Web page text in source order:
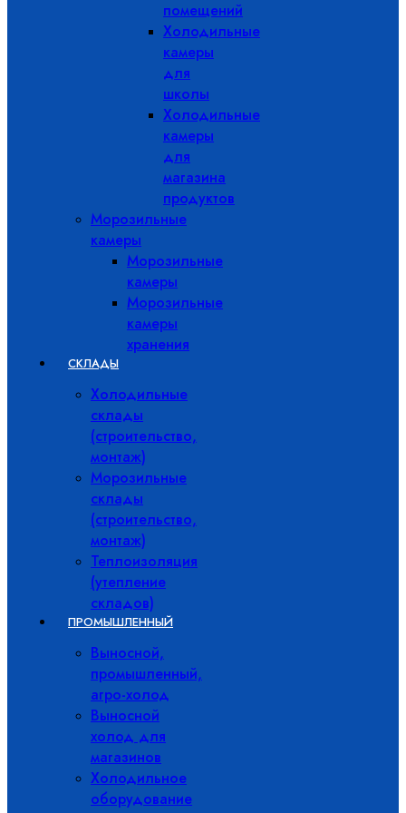
помещений
Холодильные
камеры
для
школы
Холодильные
камеры
для
магазина
продуктов
Морозильные
камеры
Морозильные
камеры
Морозильные
камеры
хранения
СКЛАДЫ
Холодильные
склады
(строительство,
монтаж)
Морозильные
склады
(строительство,
монтаж)
Теплоизоляция
(утепление
складов)
ПРОМЫШЛЕННЫЙ
Выносной,
промышленный,
агро-холод
Выносной
холод для
магазинов
Холодильное
оборудование